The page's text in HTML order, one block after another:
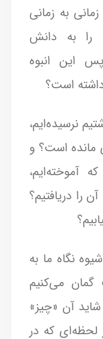
به زمانی
را به دانش
این انبوه
است؟
نرسیده‌ایم،
مانده است؟ و
آموخته‌ایم،
را دریافتیم؟
نگاه ما به
گمان می‌کنیم
آن «چیز»
لحظه‌ای که در